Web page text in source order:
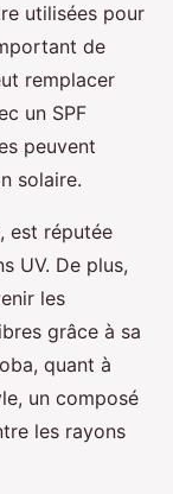
utilisées pour
de
remplacer
un SPF
peuvent
solaire.
est réputée
UV. De plus,
les
grâce à sa
quant à
un composé
les rayons